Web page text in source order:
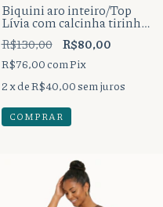
Biquini aro inteiro/Top
Lívia com calcinha tirinha
fio tradicional.
R$130,00 R$80,00
R$76,00 comPix
2x deR$40,00sem juros
COMPRAR